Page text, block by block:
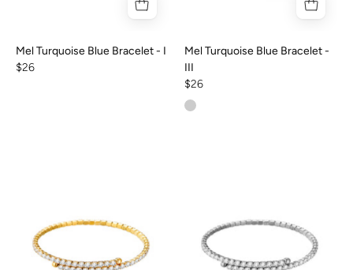
Mel Turquoise Blue Bracelet - I
$26
Mel Turquoise Blue Bracelet -
III
$26